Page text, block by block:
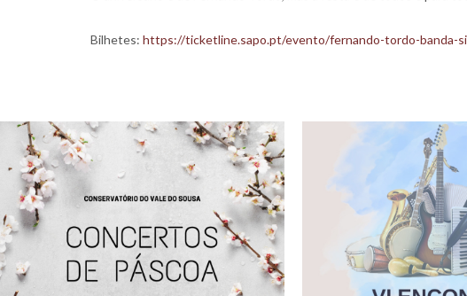
Bilhetes: https://ticketline.sapo.pt/evento/fernando-tordo-banda-